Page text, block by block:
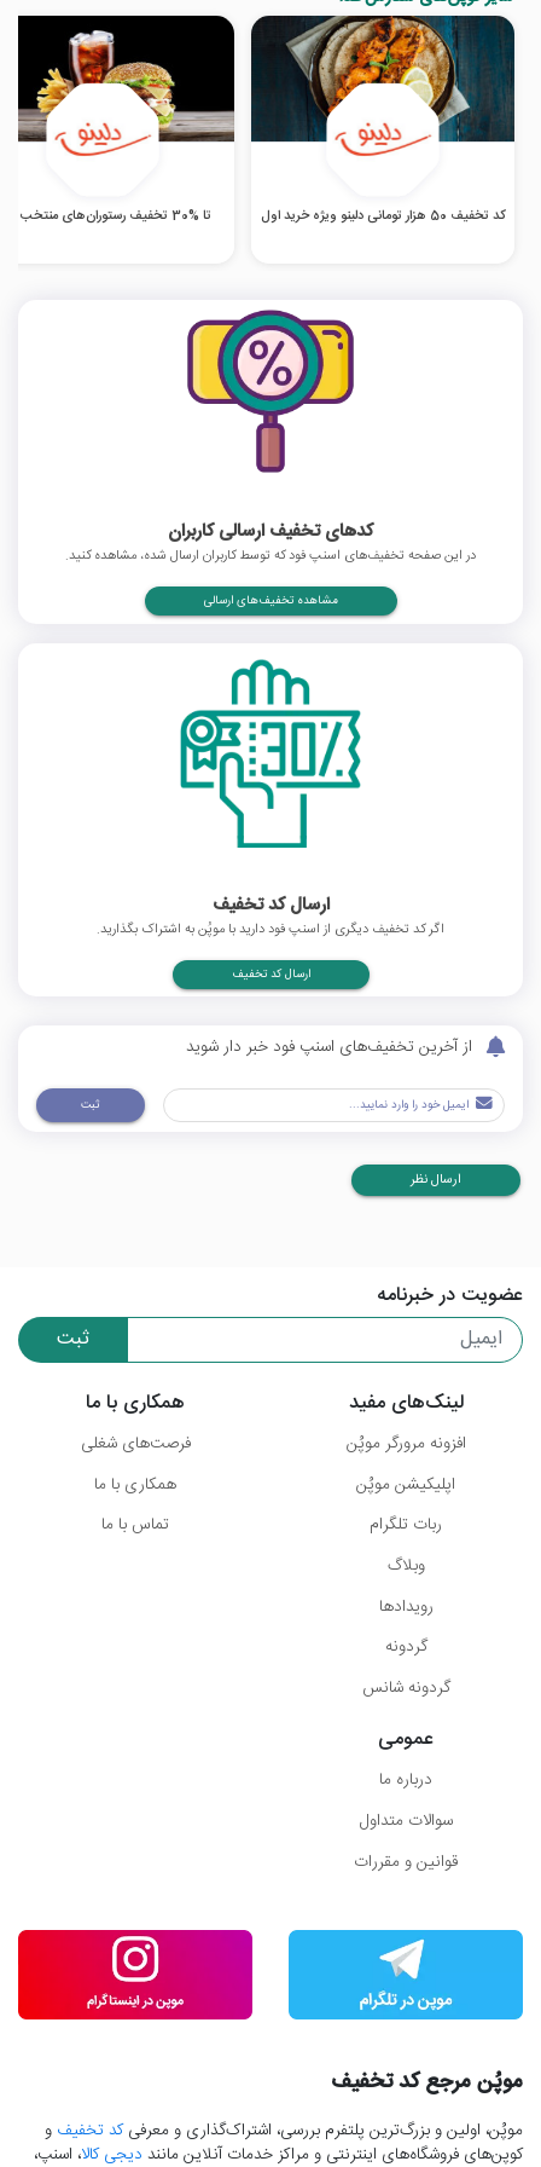
کد تخفیف 50 هزار تومانی دلینو ویژه خرید اول تا %30 تخفیف رستوران‌های منتخب دلینو
کدهای تخفیف ارسالی کاربران
در این صفحه تخفیف‌های اسنپ فود که توسط کاربران ارسال شده، مشاهده کنید.
مشاهده تخفیف‌های ارسالی
ارسال کد تخفیف
اگر کد تخفیف دیگری از اسنپ فود دارید با موپُن به اشتراک بگذارید.
ارسال کد تخفیف
از آخرین تخفیف‌های اسنپ فود خبر دار شوید
ثبت
ارسال نظر
عضویت در خبرنامه
ثبت
لینک‌های مفید
افزونه مرورگر موپُن
اپلیکیشن موپُن
ربات تلگرام
وبلاگ
رویدادها
گردونه
گردونه شانس
همکاری با ما
فرصت‌های شغلی
همکاری با ما
تماس با ما
عمومی
درباره ما
سوالات متداول
قوانین و مقررات
موپُن مرجع کد تخفیف
موپُن، اولین و بزرگ‌ترین پلتفرم بررسی، اشتراک‌گذاری و معرفیکد تخفیف و
کوپن‌های فروشگاه‌های اینترنتی و مراکز خدمات آنلاین مانند دیجی کالا، اسنپ،